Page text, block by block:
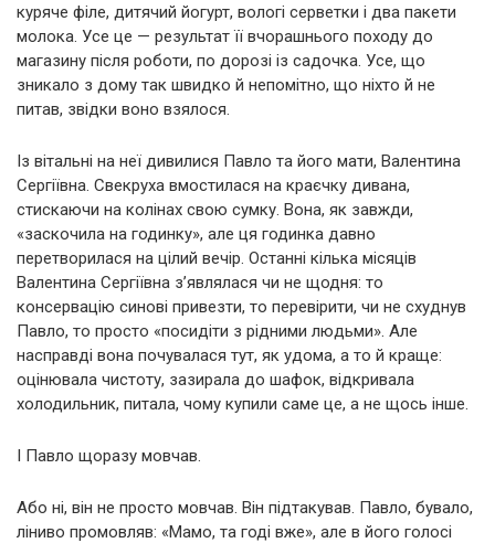
куряче філе, дитячий йогурт, вологі серветки і два пакети
молока. Усе це — результат її вчорашнього походу до
магазину після роботи, по дорозі із садочка. Усе, що
зникало з дому так швидко й непомітно, що ніхто й не
питав, звідки воно взялося.
Із вітальні на неї дивилися Павло та його мати, Валентина
Сергіївна. Свекруха вмостилася на краєчку дивана,
стискаючи на колінах свою сумку. Вона, як завжди,
«заскочила на годинку», але ця годинка давно
перетворилася на цілий вечір. Останні кілька місяців
Валентина Сергіївна з’являлася чи не щодня: то
консервацію синові привезти, то перевірити, чи не схуднув
Павло, то просто «посидіти з рідними людьми». Але
насправді вона почувалася тут, як удома, а то й краще:
оцінювала чистоту, зазирала до шафок, відкривала
холодильник, питала, чому купили саме це, а не щось інше.
І Павло щоразу мовчав.
Або ні, він не просто мовчав. Він підтакував. Павло, бувало,
ліниво промовляв: «Мамо, та годі вже», але в його голосі